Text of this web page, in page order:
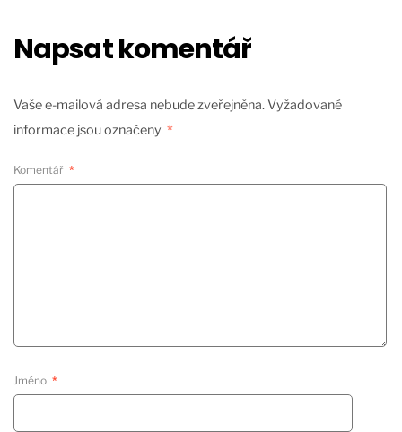
Napsat komentář
Vaše e-mailová adresa nebude zveřejněna.Vyžadované
informace jsou označeny *
Komentář *
Jméno *